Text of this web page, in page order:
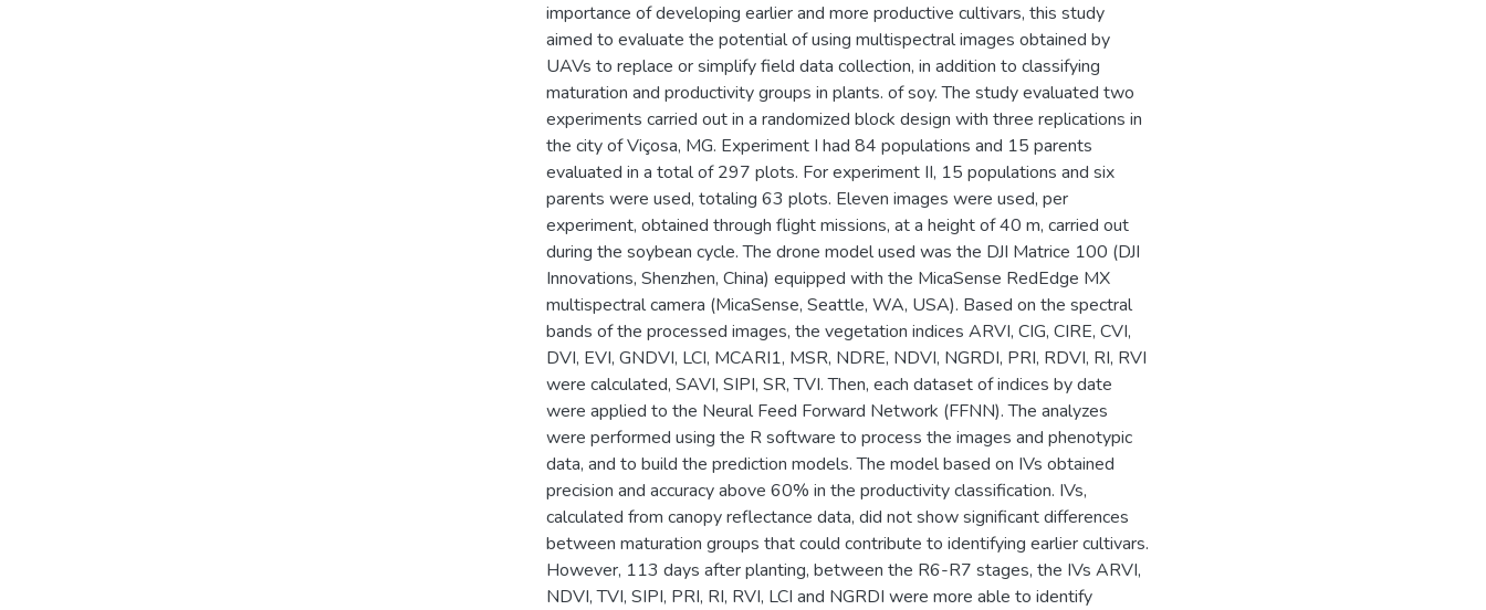
importance of developing earlier and more productive cultivars, this study
aimed to evaluate the potential of using multispectral images obtained by
UAVs to replace or simplify field data collection, in addition to classifying
maturation and productivity groups in plants. of soy. The study evaluated two
experiments carried out in a randomized block design with three replications in
the city of Viçosa, MG. Experiment I had 84 populations and 15 parents
evaluated in a total of 297 plots. For experiment II, 15 populations and six
parents were used, totaling 63 plots. Eleven images were used, per
experiment, obtained through flight missions, at a height of 40 m, carried out
during the soybean cycle. The drone model used was the DJI Matrice 100 (DJI
Innovations, Shenzhen, China) equipped with the MicaSense RedEdge MX
multispectral camera (MicaSense, Seattle, WA, USA). Based on the spectral
bands of the processed images, the vegetation indices ARVI, CIG, CIRE, CVI,
DVI, EVI, GNDVI, LCI, MCARI1, MSR, NDRE, NDVI, NGRDI, PRI, RDVI, RI, RVI
were calculated, SAVI, SIPI, SR, TVI. Then, each dataset of indices by date
were applied to the Neural Feed Forward Network (FFNN). The analyzes
were performed using the R software to process the images and phenotypic
data, and to build the prediction models. The model based on IVs obtained
precision and accuracy above 60% in the productivity classification. IVs,
calculated from canopy reflectance data, did not show significant differences
between maturation groups that could contribute to identifying earlier cultivars.
However, 113 days after planting, between the R6-R7 stages, the IVs ARVI,
NDVI, TVI, SIPI, PRI, RI, RVI, LCI and NGRDI were more able to identify